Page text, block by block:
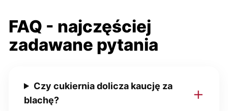
FAQ - najczęściej
zadawane pytania
Czy cukiernia dolicza kaucję za
blachę?